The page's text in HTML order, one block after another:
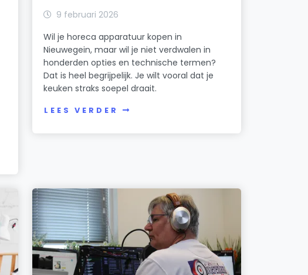
9 februari 2026
Wil je horeca apparatuur kopen in
Nieuwegein, maar wil je niet verdwalen in
honderden opties en technische termen?
Dat is heel begrijpelijk. Je wilt vooral dat je
keuken straks soepel draait.
LEES VERDER